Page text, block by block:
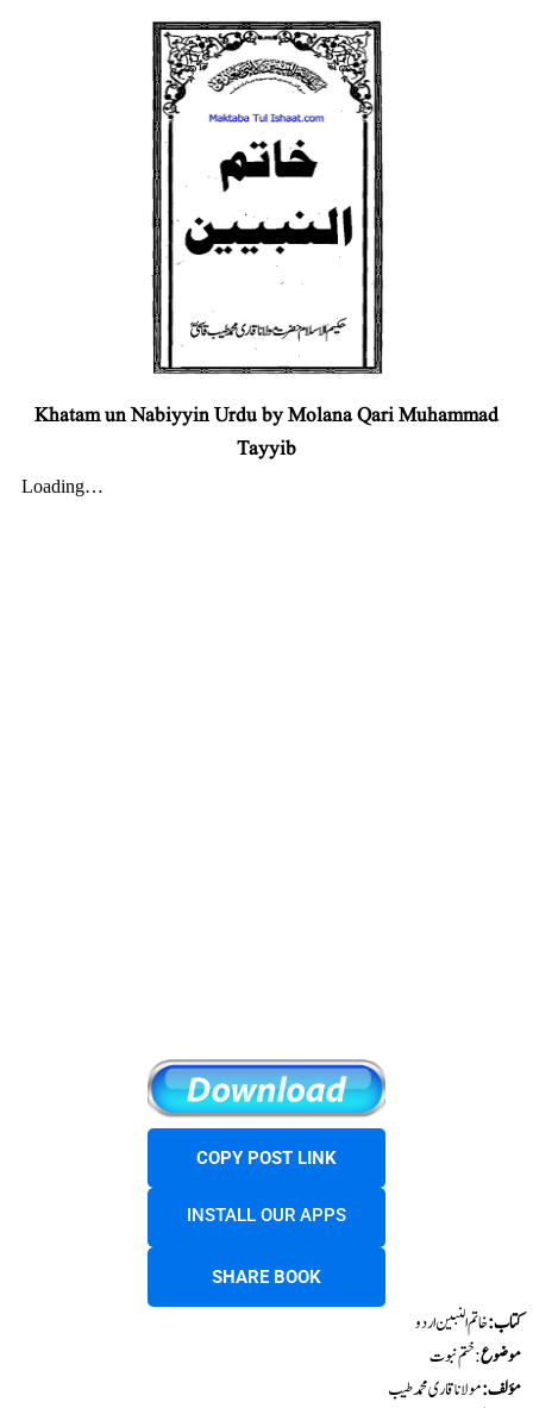
Khatam un Nabiyyin Urdu by Molana Qari Muhammad
Tayyib
COPY POST LINK
INSTALL OUR APPS
SHARE BOOK
کتاب:خاتم النبین اردو
موضوع
مؤلف:مولانا قاری محمد طیب